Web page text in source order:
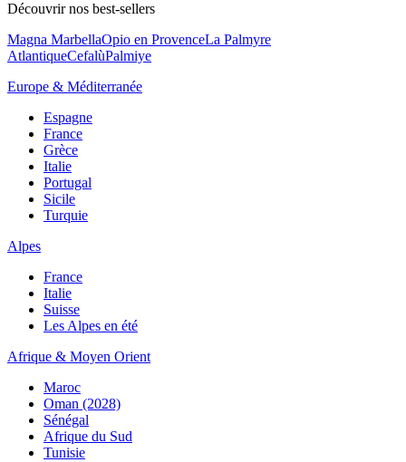
Découvrir nos best-sellers
Magna MarbellaOpio en ProvenceLa Palmyre
AtlantiqueCefalùPalmiye
Europe & Méditerranée
Espagne
France
Grèce
Italie
Portugal
Sicile
Turquie
Alpes
France
Italie
Suisse
Les Alpes en été
Afrique & Moyen Orient
Maroc
Oman (2028)
Sénégal
Afrique du Sud
Tunisie